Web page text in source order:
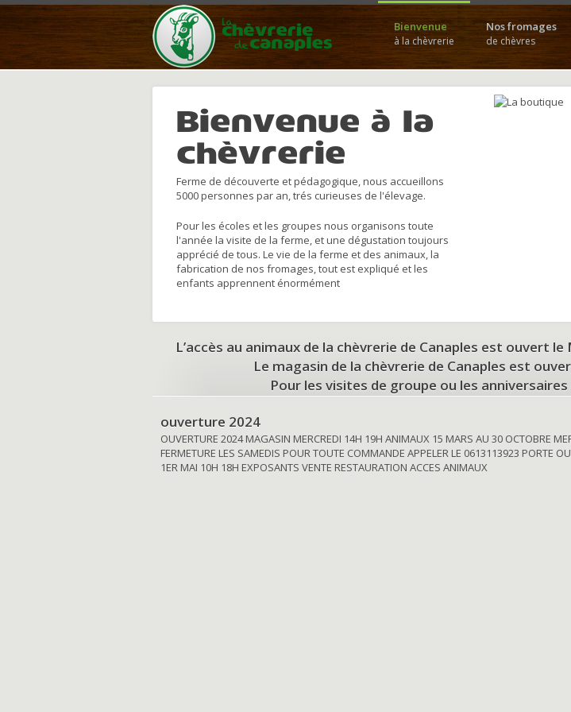
Bienvenue
à la chèvrerie
Nos fromages
de chèvres
Bienvenue à la
chèvrerie
Ferme de découverte et pédagogique, nous accueillons
5000 personnes par an, trés curieuses de l'élevage.
Pour les écoles et les groupes nous organisons toute
l'année la visite de la ferme, et une dégustation toujours
apprécié de tous. Le vie de la ferme et des animaux, la
fabrication de nos fromages, tout est expliqué et les
enfants apprennent énormément
L’accès au animaux de la chèvrerie de Canaples est ouvert le
Le magasin de la chèvrerie de Canaples est
Pour les visites de groupe ou les
ouverture 2024
OUVERTURE 2024 MAGASIN MERCREDI 14H 19H ANIMAUX 15 MARS AU 30 OCTOBRE
FERMETURE LES SAMEDIS POUR TOUTE COMMANDE APPELER LE 0613113923 PORTE
1ER MAI 10H 18H EXPOSANTS VENTE RESTAURATION ACCES ANIMAUX